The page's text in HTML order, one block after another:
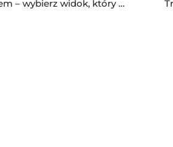
Obrazy z krajobrazem – wybierz widok, który odmieni Twój wystrój